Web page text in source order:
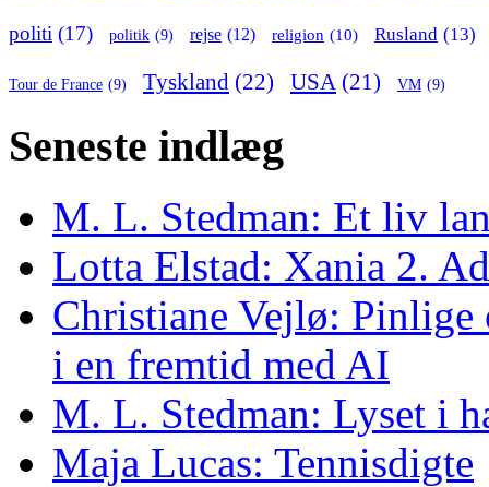
politi (17) politik (9) rejse (12) religion (10) Rusland (13)
Tour de France (9) Tyskland (22) USA (21) VM (9)
Seneste indlæg
M. L. Stedman: Et liv
Lotta Elstad: Xania 2.
Christiane Vejlø:
i en fremtid med AI
M. L. Stedman: Lyset i
Maja Lucas: Tennisdigte